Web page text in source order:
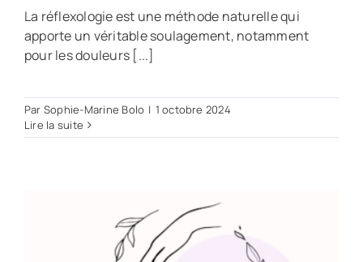
La réflexologie est une méthode naturelle qui
apporte un véritable soulagement, notamment
pour les douleurs [...]
Par Sophie-Marine Bolo | 1 octobre 2024
Lire la suite